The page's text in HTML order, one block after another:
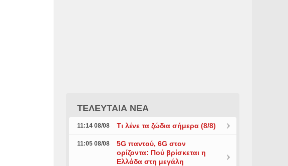
ΤΕΛΕΥΤΑΙΑ ΝΕΑ
11:14 08/08 Τι λένε τα ζώδια σήμερα (8/8)
11:05 08/08
5G παντού, 6G στον
ορίζοντα: Πού βρίσκεται η
Ελλάδα στη μεγάλη